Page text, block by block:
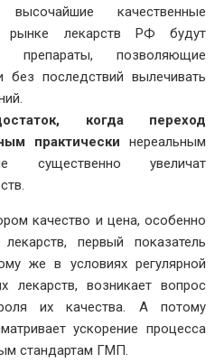
качественные
рынке лекарств РФ будут
препараты, позволяющие
последствий вылечивать
когда переход
практически нереальным
существенно увеличат
качество и цена, особенно
первый показатель
же в условиях регулярной
лекарств, возникает вопрос
их качества. А потому
ускорение процесса
стандартам ГМП.